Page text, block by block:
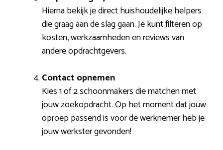
Hierna bekijk je direct huishoudelijke helpers
die graag aan de slag gaan. Je kunt filteren op
kosten, werkzaamheden en reviews van
andere opdrachtgevers.
Contact opnemen
Kies 1 of 2 schoonmakers die matchen met
jouw zoekopdracht. Op het moment dat jouw
oproep passend is voor de werknemer heb je
jouw werkster gevonden!